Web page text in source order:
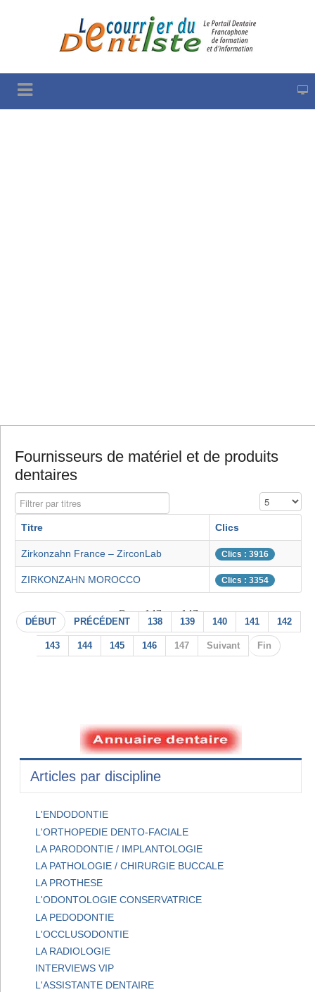
Fournisseurs de matériel et de produits
dentaires
Filtrer par titres Affichage #
Titre Clics
Zirkonzahn France – ZirconLab Clics : 3916
ZIRKONZAHN MOROCCO Clics : 3354
Page 147 sur 147
DÉBUT PRÉCÉDENT 138 139 140 141 142
143 144 145 146 147 Suivant Fin
Articles par discipline
L'ENDODONTIE
L'ORTHOPEDIE DENTO-FACIALE
LA PARODONTIE / IMPLANTOLOGIE
LA PATHOLOGIE / CHIRURGIE BUCCALE
LA PROTHESE
L'ODONTOLOGIE CONSERVATRICE
LA PEDODONTIE
L'OCCLUSODONTIE
LA RADIOLOGIE
INTERVIEWS VIP
L'ASSISTANTE DENTAIRE